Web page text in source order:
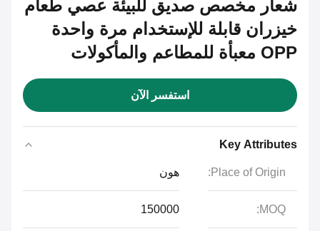
شعار مخصص صديق للبيئة عصي طعام
خيزران قابلة للإستخدام مرة واحدة
OPP معبأة للمطاعم والمأكولات
استفسر الآن
Key Attributes
Place of Origin:
MOQ:
150000